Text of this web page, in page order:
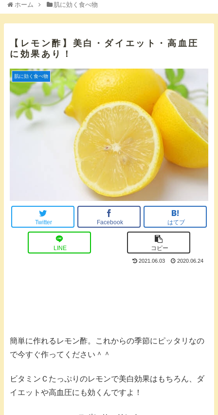
ホーム 肌に効く食べ物
【レモン酢】美白・ダイエット・高血圧
に効果あり！
肌に効く食べ物
Twitter Facebook はてブ
LINE コピー
2021.06.03 2020.06.24
簡単に作れるレモン酢。これからの季節にピッタリなの
で今すぐ作ってください＾＾
ビタミンＣたっぷりのレモンで美白効果はもちろん、ダ
イエットや高血圧にも効くんですよ！